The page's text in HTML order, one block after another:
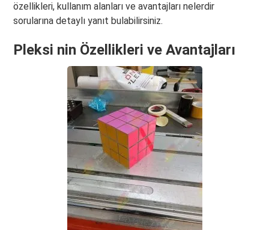
özellikleri, kullanım alanları ve avantajları nelerdir
sorularına detaylı yanıt bulabilirsiniz.
Pleksi nin Özellikleri ve Avantajları